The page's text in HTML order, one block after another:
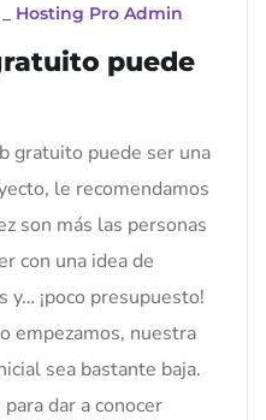
Hosting Pro Admin
puede
gratuito puede ser una
le recomendamos
son más las personas
con una idea de
y… ¡poco presupuesto!
empezamos, nuestra
sea bastante baja.
dar a conocer